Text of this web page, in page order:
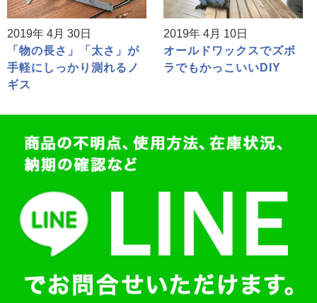
2019年 4月 30日
「物の長さ」「太さ」が
手軽にしっかり測れるノ
ギス
2019年 4月 10日
オールドワックスでズボ
ラでもかっこいいDIY